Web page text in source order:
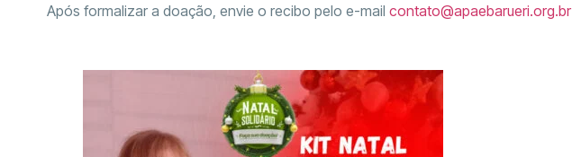
Após formalizar a doação, envie o recibo pelo e-mail contato@apaebarueri.org.br